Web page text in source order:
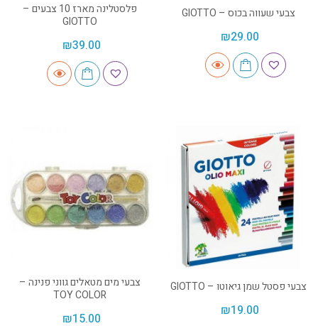
צבעי שעווה בכוס – GIOTTO
₪29.00
פלסטלינה מארז 10 צבעים –
GIOTTO
₪39.00
צבעי פסטל שמן גיאוטו – GIOTTO
₪19.00
צבעי מים מטאלים גווני פנינה –
TOY COLOR
₪15.00